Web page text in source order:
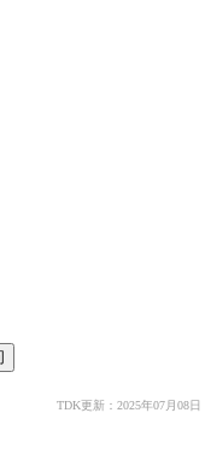
TDK更新：2025年07月08日